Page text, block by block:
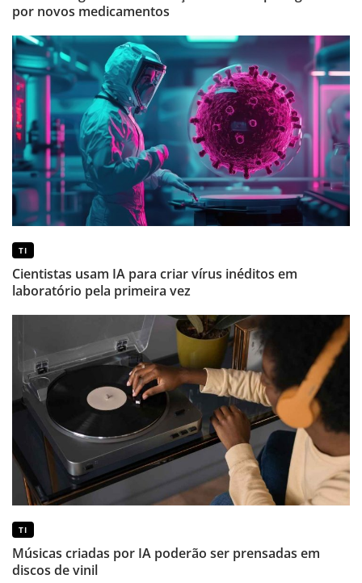
por novos medicamentos
TI
Cientistas usam IA para criar vírus inéditos em
laboratório pela primeira vez
TI
Músicas criadas por IA poderão ser prensadas em
discos de vinil